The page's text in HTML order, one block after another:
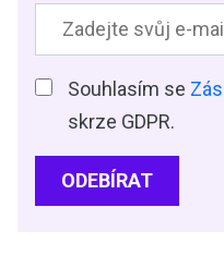
Souhlasím se
skrze GDPR.
ODEBÍRAT